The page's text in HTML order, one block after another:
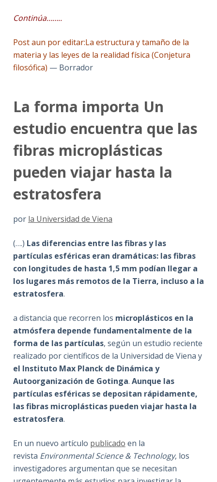
Continúa……..
Post aun por editar:La estructura y tamaño de la
materia y las leyes de la realidad física (Conjetura
filosófica) — Borrador
La forma importa Un
estudio encuentra que las
fibras microplásticas
pueden viajar hasta la
estratosfera
por la Universidad de Viena
(….) Las diferencias entre las fibras y las
partículas esféricas eran dramáticas: las fibras
con longitudes de hasta 1,5 mm podían llegar a
los lugares más remotos de la Tierra, incluso a la
estratosfera.
a distancia que recorren los microplásticos en la
atmósfera depende fundamentalmente de la
forma de las partículas, según un estudio reciente
realizado por científicos de la Universidad de Viena y
el Instituto Max Planck de Dinámica y
Autoorganización de Gotinga. Aunque las
partículas esféricas se depositan rápidamente,
las fibras microplásticas pueden viajar hasta la
estratosfera.
En un nuevo artículo publicado en la
revista Environmental Science & Technology, los
investigadores argumentan que se necesitan